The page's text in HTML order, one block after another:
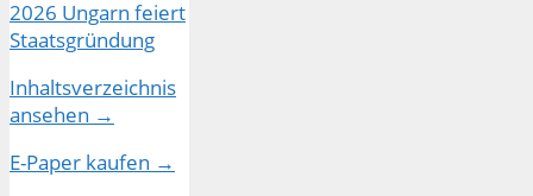
Inhaltsverzeichnis
ansehen →
E-Paper kaufen →